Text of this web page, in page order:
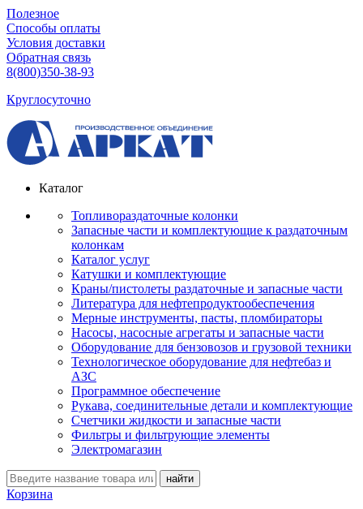
Полезное
Способы оплаты
Условия доставки
Обратная связь
8(800)350-38-93
Круглосуточно
Каталог
Топливораздаточные колонки
Запасные части и комплектующие к раздаточным
колонкам
Каталог услуг
Катушки и комплектующие
Краны/пистолеты раздаточные и запасные части
Литература для нефтепродуктообеспечения
Мерные инструменты, пасты, пломбираторы
Насосы, насосные агрегаты и запасные части
Оборудование для бензовозов и грузовой техники
Технологическое оборудование для нефтебаз и
АЗС
Программное обеспечение
Рукава, соединительные детали и комплектующие
Счетчики жидкости и запасные части
Фильтры и фильтрующие элементы
Электромагазин
Корзина